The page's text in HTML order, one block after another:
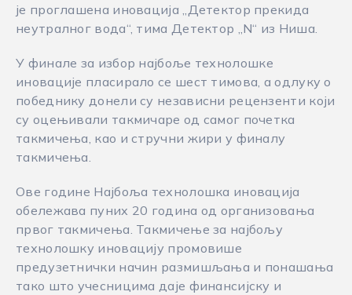
је проглашена иновација „Детектор прекида
неутралног вода“, тима Детектор „N“ из Ниша.
У финале за избор најбоље технолошке
иновације пласирало се шест тимова, а одлуку о
победнику донели су независни рецензенти који
су оцењивали такмичаре од самог почетка
такмичења, као и стручни жири у финалу
такмичења.
Ове године Најбоља технолошка иновација
обележава пуних 20 година од организовања
првог такмичења. Такмичење за најбољу
технолошку иновацију промовише
предузетнички начин размишљања и понашања
тако што учесницима даје финансијску и